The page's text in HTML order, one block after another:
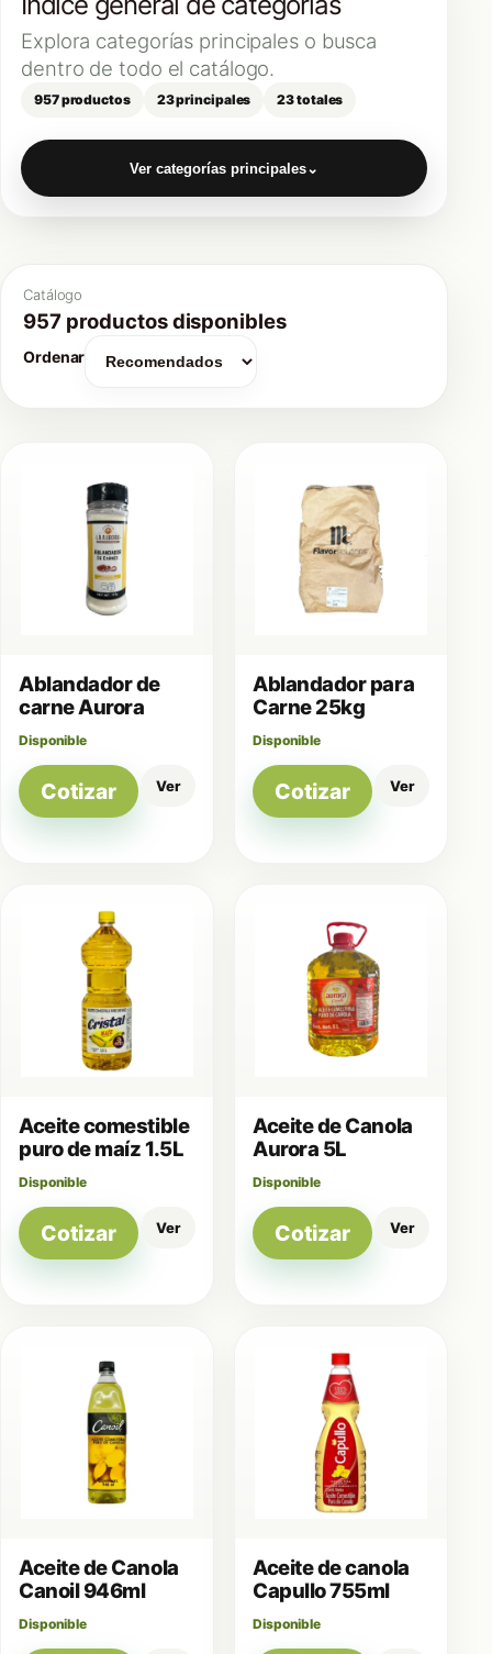
Explora categorías principales o busca
dentro de todo el catálogo.
957 productos 23 principales 23 totales
Ver categorías principales⌄
Catálogo
957 productos disponibles
Ordenar
Ablandador de
carne Aurora
Disponible
Cotizar Ver
Ablandador para
Carne 25kg
Disponible
Cotizar Ver
Aceite comestible
puro de maíz 1.5L
Disponible
Cotizar Ver
Aceite de Canola
Aurora 5L
Disponible
Cotizar Ver
Aceite de Canola
Canoil 946ml
Disponible
Aceite de canola
Capullo 755ml
Disponible